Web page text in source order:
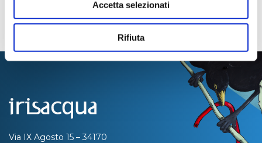
Accetta selezionati
Rifiuta
Via IX Agosto 15 – 34170